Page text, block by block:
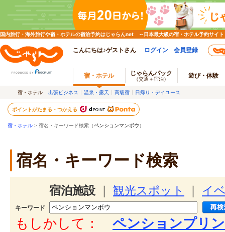
国内旅行・海外旅行や宿・ホテルの宿泊予約はじゃらんnet ～日本最大級の宿・ホテル予約サイト
こんにちは♪ゲストさん ログイン 会員登録
宿・ホテル じゃらんパック
（交通＋宿泊） 遊び・体験
宿・ホテル 出張ビジネス 温泉・露天 高級宿 日帰り・デイユース
ポイントがたまる・つかえる
宿・ホテル > 宿名・キーワード検索（ペンションマンボウ）
宿名・キーワード検索
宿泊施設 観光スポット イ
キーワード
もしかして： ペンションプリ